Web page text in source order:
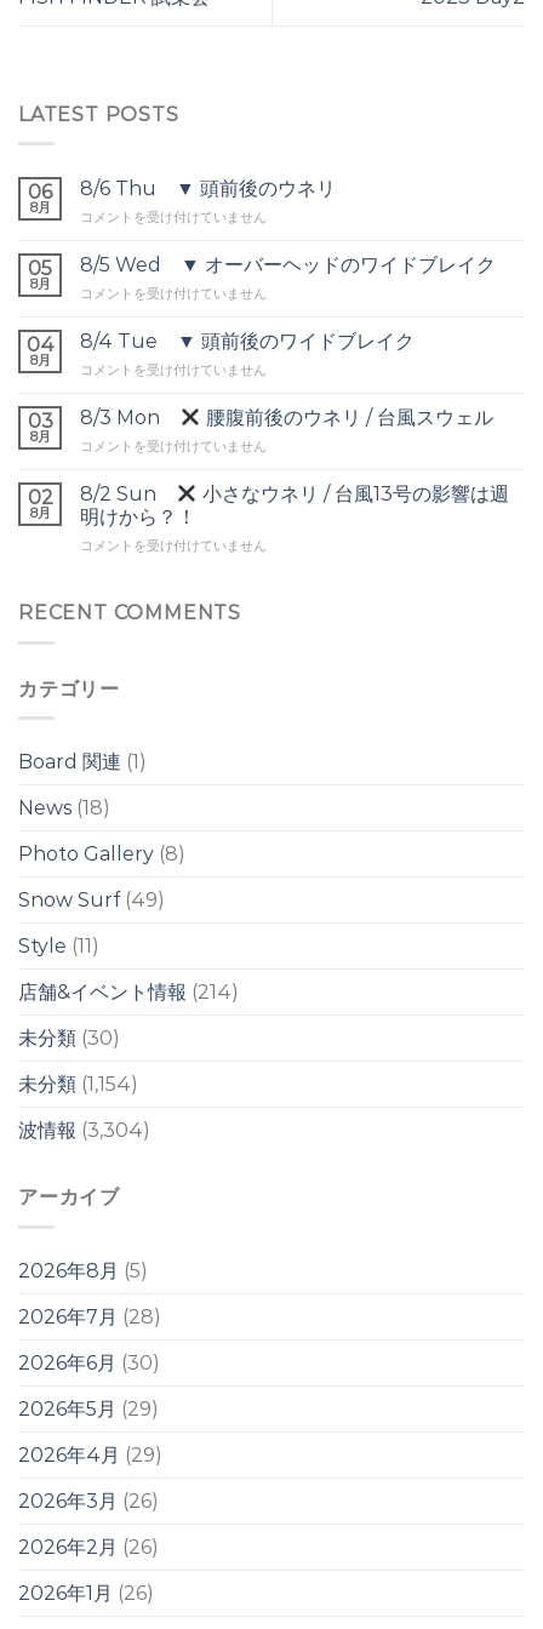
LATEST POSTS
06
8月
8/6 Thu ▼ 頭前後のウネリ
8/6
▼
前
の
ネ
は
コメントを受け付けていません
05
8月
8/5 Wed ▼ オーバーヘッドのワイドブレイク
8/5
▼
ー
ー
ッ
の
ワ
イ
レ
イ
コメントを受け付けていません
04
8月
8/4 Tue ▼ 頭前後のワイドブレイク
8/4
▼
前
の
ワ
ド
イ
コメントを受け付けていません
03
8月
8/3 Mon 腰腹前後のウネリ / 台風スウェル
8/3
腰
腹
前
ウ
台
ウ
ェ
ル
は
コメントを受け付けていません
02
8月
8/2 Sun
小さなウネリ / 台風13号の影響は週
明けから？！
8/2
小
ネ
台
風
号
影
は
明
け
ら？！
コメントを受け付けていません
RECENT COMMENTS
カテゴリー
Board 関連 (1)
News (18)
Photo Gallery (8)
Snow Surf(49)
Style (11)
店舗&イベント情報 (214)
未分類 (30)
未分類 (1,154)
波情報 (3,304)
アーカイブ
2026年8月 (5)
2026年7月 (28)
2026年6月 (30)
2026年5月 (29)
2026年4月 (29)
2026年3月 (26)
2026年2月 (26)
2026年1月 (26)